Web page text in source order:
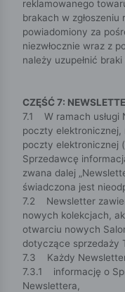
reklamowanego
brakach w
powiadomiony za
niezwłocznie wraz z
należy uzupełnić
CZĘŚĆ 7:
7.1 W ramach usługi
poczty elektronicznej,
poczty elektronicznej
Sprzedawcę
zwana dalej
świadczona jest
7.2 Newsletter
nowych kolekcjach,
otwarciu nowych
dotyczące sprzedaży
7.3 Każdy
7.3.1 informację o
Newslettera,